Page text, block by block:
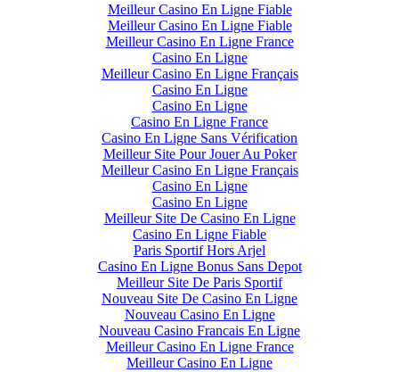
Meilleur Casino En Ligne Fiable
Meilleur Casino En Ligne Fiable
Meilleur Casino En Ligne France
Casino En Ligne
Meilleur Casino En Ligne Français
Casino En Ligne
Casino En Ligne
Casino En Ligne France
Casino En Ligne Sans Vérification
Meilleur Site Pour Jouer Au Poker
Meilleur Casino En Ligne Français
Casino En Ligne
Casino En Ligne
Meilleur Site De Casino En Ligne
Casino En Ligne Fiable
Paris Sportif Hors Arjel
Casino En Ligne Bonus Sans Depot
Meilleur Site De Paris Sportif
Nouveau Site De Casino En Ligne
Nouveau Casino En Ligne
Nouveau Casino Francais En Ligne
Meilleur Casino En Ligne France
Meilleur Casino En Ligne